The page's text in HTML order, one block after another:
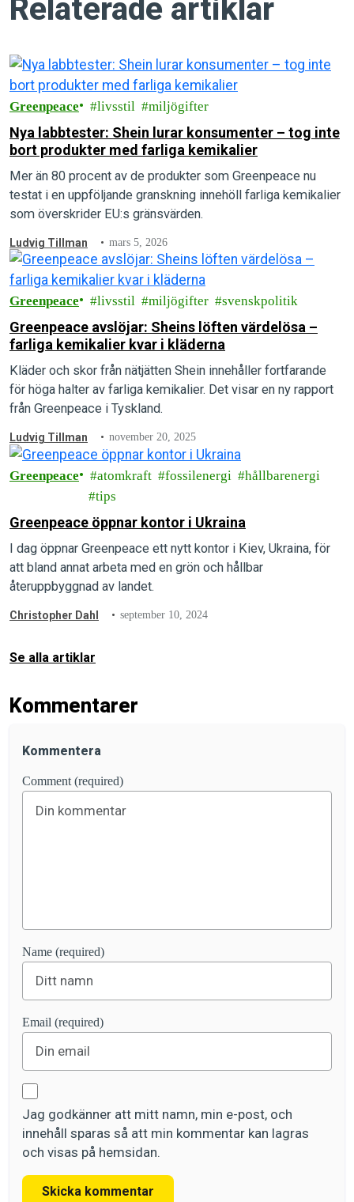
Relaterade artiklar
Greenpeace livsstil miljögifter
Nya labbtester: Shein lurar konsumenter – tog inte
bort produkter med farliga kemikalier
Mer än 80 procent av de produkter som Greenpeace nu
testat i en uppföljande granskning innehöll farliga kemikalier
som överskrider EU:s gränsvärden.
Ludvig Tillman mars 5, 2026
Greenpeace livsstil miljögifter svenskpolitik
Greenpeace avslöjar: Sheins löften värdelösa –
farliga kemikalier kvar i kläderna
Kläder och skor från nätjätten Shein innehåller fortfarande
för höga halter av farliga kemikalier. Det visar en ny rapport
från Greenpeace i Tyskland.
Ludvig Tillman november 20, 2025
Greenpeace atomkraft fossilenergi
hållbarenergi
tips
Greenpeace öppnar kontor i Ukraina
I dag öppnar Greenpeace ett nytt kontor i Kiev, Ukraina, för
att bland annat arbeta med en grön och hållbar
återuppbyggnad av landet.
Christopher Dahl september 10, 2024
Se alla artiklar
Kommentarer
Kommentera
Comment (required)
Name (required)
Email (required)
Jag godkänner att mitt namn, min e-post, och
innehåll sparas så att min kommentar kan lagras
och visas på hemsidan.
Skicka kommentar